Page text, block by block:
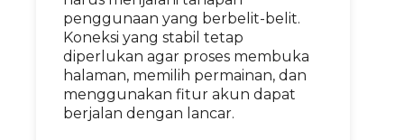
penggunaan yang berbelit-belit.
Koneksi yang stabil tetap
diperlukan agar proses membuka
halaman, memilih permainan, dan
menggunakan fitur akun dapat
berjalan dengan lancar.